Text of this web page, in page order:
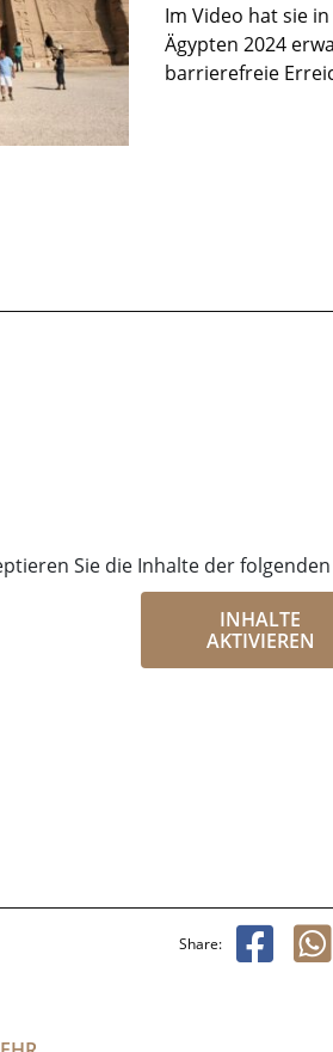
Im Video hat sie
Ägypten 2024
barrierefreie
Sie die Inhalte der
INHALTE
AKTIVIEREN
Share: